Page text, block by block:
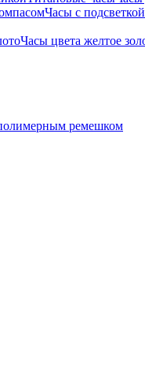
Часы с подсветкой
Часы цвета желтое
ремешком